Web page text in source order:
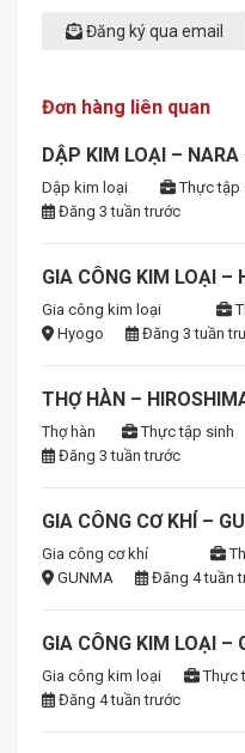
Đăng ký qua email
Đơn hàng liên quan
DẬP KIM LOẠI –
Dập kim loại Thực tập
Đăng 3 tuần trước
GIA CÔNG KIM LOẠI
Gia công kim loại
Hyogo
Đăng 3 tuần
THỢ HÀN –
Thợ hàn Thực tập sinh
Đăng 3 tuần trước
GIA CÔNG CƠ KHÍ –
Gia công cơ khí
GUNMA
Đăng 4 tuần
GIA CÔNG KIM LOẠI –
Gia công kim loại Thực
Đăng 4 tuần trước